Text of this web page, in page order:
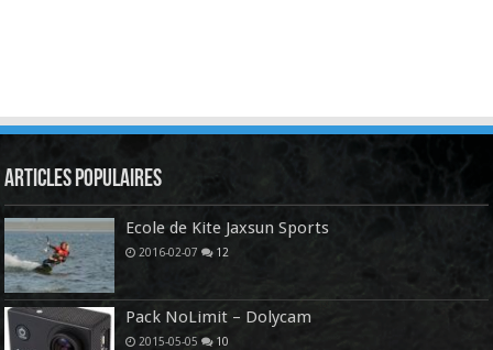
Articles Populaires
Ecole de Kite Jaxsun Sports
2016-02-07 12
Pack NoLimit – Dolycam
2015-05-05 10